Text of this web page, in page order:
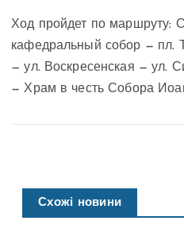
Ход пройдет по маршруту:
кафедральный собор — пл.
— ул. Воскресенская — ул.
— Храм в честь Собора
Схожі новини